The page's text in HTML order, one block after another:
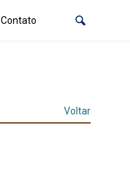
Contato
Voltar